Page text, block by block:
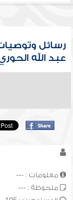
رسائل
عبد الله
معلومات : ---
ملحوظة : ---